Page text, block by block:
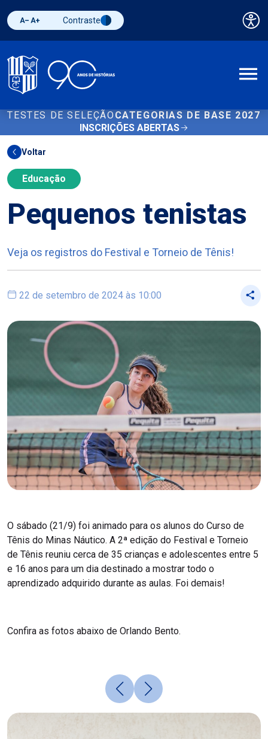
Diminuir fonte
Aumentar fonteAlternar contraste
Contraste
TESTES DE SELEÇÃO CATEGORIAS DE BASE 2027
INSCRIÇÕES ABERTAS
Voltar
Educação
Pequenos tenistas
Veja os registros do Festival e Torneio de Tênis!
22 de setembro de 2024 às 10:00
O sábado (21/9) foi animado para os alunos do Curso de
Tênis do Minas Náutico. A 2ª edição do Festival e Torneio
de Tênis reuniu cerca de 35 crianças e adolescentes entre 5
e 16 anos para um dia destinado a mostrar todo o
aprendizado adquirido durante as aulas. Foi demais!
Confira as fotos abaixo de Orlando Bento.